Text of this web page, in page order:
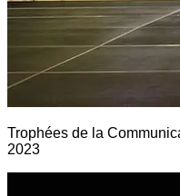
Trophées de la
2023